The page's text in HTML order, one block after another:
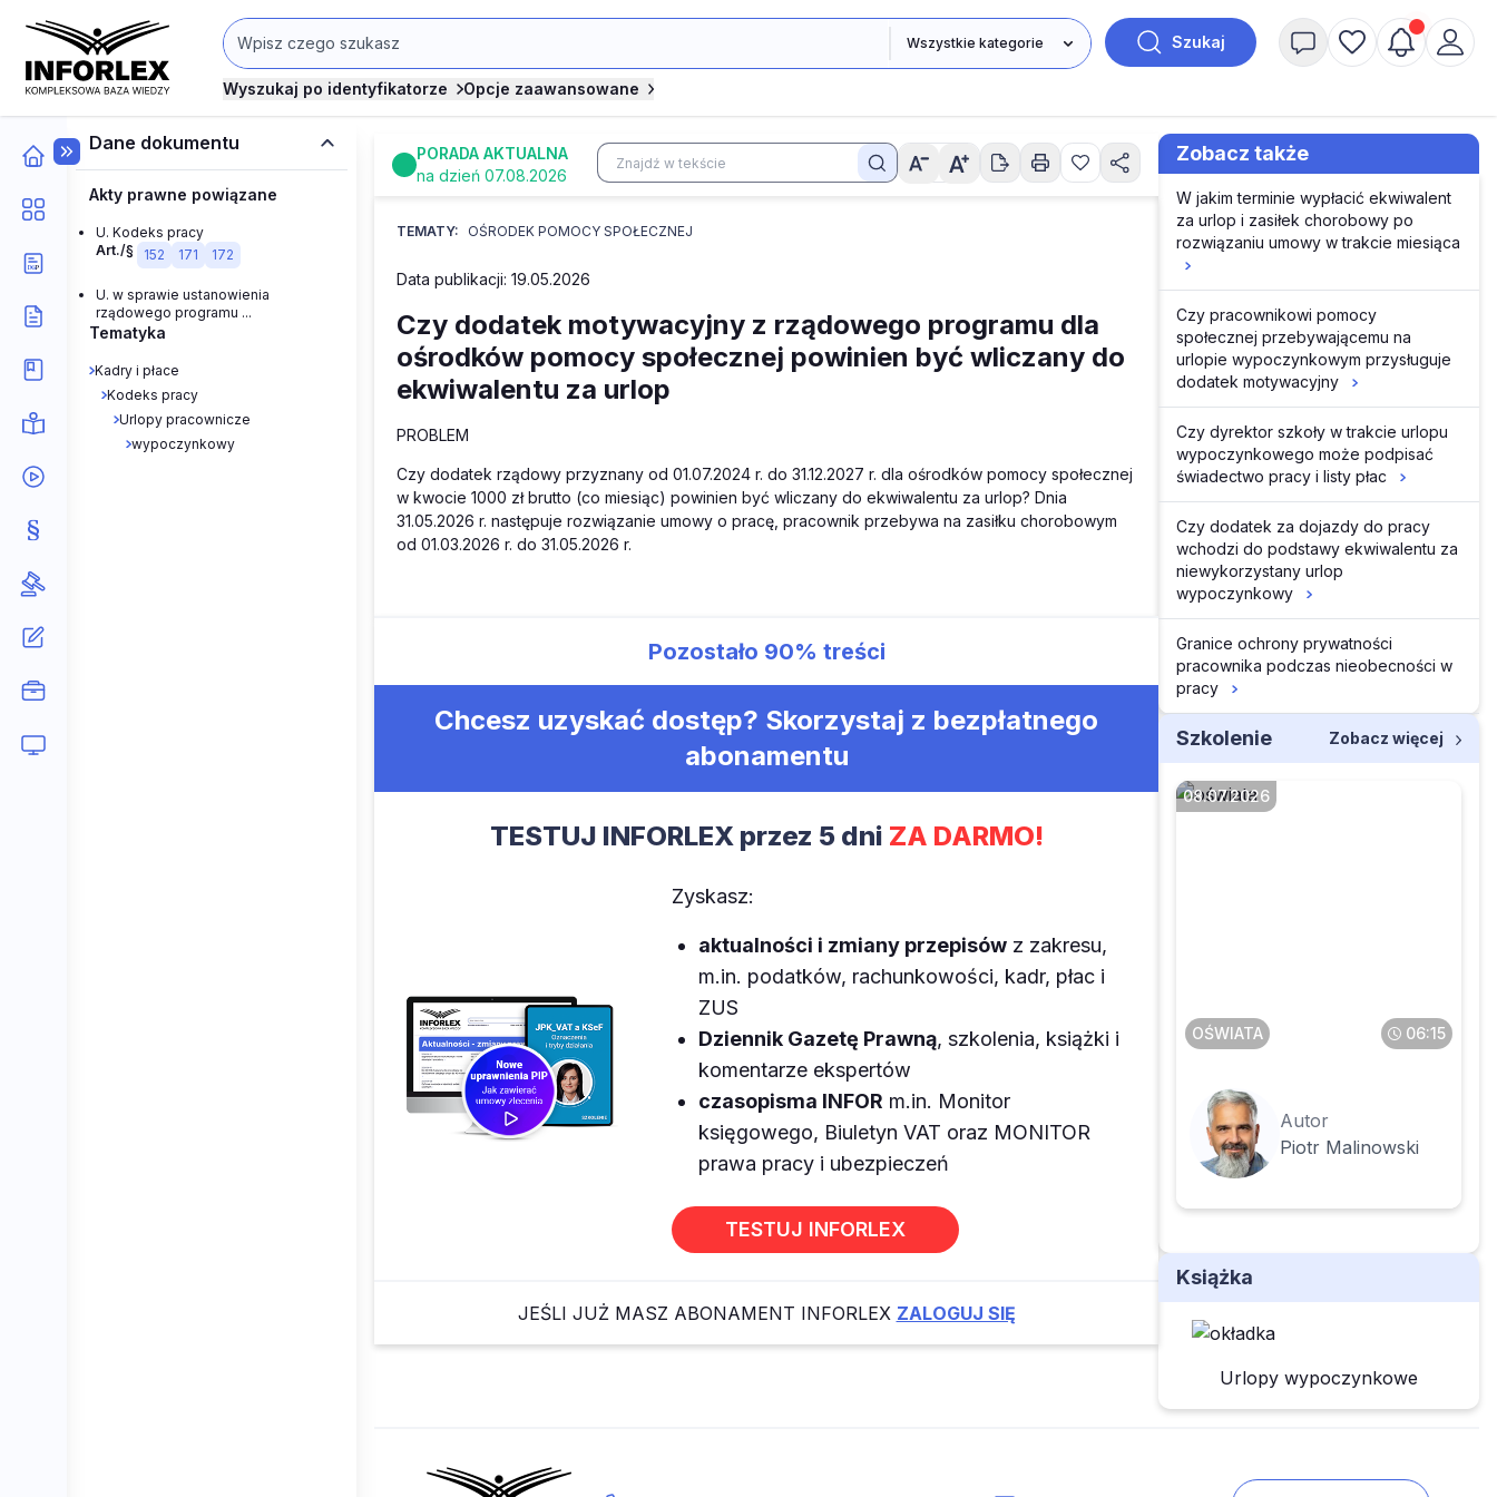
Szukaj
Wyszukaj po identyfikatorze Opcje zaawansowane
Dane dokumentu
Akty prawne powiązane
U. Kodeks pracy
Art./§
152 171 172
U. w sprawie ustanowienia
rządowego programu ...
Tematyka
Kadry i płace
Kodeks pracy
Urlopy pracownicze
wypoczynkowy
PORADA AKTUALNA
na dzień 07.08.2026
TEMATY: OŚRODEK POMOCY SPOŁECZNEJ
Data publikacji: 19.05.2026
Czy dodatek motywacyjny z rządowego programu dla
ośrodków pomocy społecznej powinien być wliczany do
ekwiwalentu za urlop
PROBLEM
Czy dodatek rządowy przyznany od 01.07.2024 r. do 31.12.2027 r. dla ośrodków pomocy społecznej
w kwocie 1000 zł brutto (co miesiąc) powinien być wliczany do ekwiwalentu za urlop? Dnia
31.05.2026 r. następuje rozwiązanie umowy o pracę, pracownik przebywa na zasiłku chorobowym
od 01.03.2026 r. do 31.05.2026 r.
Pozostało 90% treści
Chcesz uzyskać dostęp? Skorzystaj z bezpłatnego
abonamentu
TESTUJ INFORLEX przez 5 dni ZA DARMO!
Zyskasz:
aktualności i zmiany przepisówz zakresu,
m.in. podatków, rachunkowości, kadr, płac i
ZUS
Dziennik Gazetę Prawną, szkolenia, książki i
komentarze ekspertów
czasopisma INFOR m.in. Monitor
księgowego, Biuletyn VAT oraz MONITOR
prawa pracy i ubezpieczeń
TESTUJ INFORLEX
JEŚLI JUŻ MASZ ABONAMENT INFORLEX ZALOGUJ SIĘ
Zobacz także
W jakim terminie wypłacić ekwiwalent
za urlop i zasiłek chorobowy po
rozwiązaniu umowy w trakcie miesiąca
Czy pracownikowi pomocy
społecznej przebywającemu na
urlopie wypoczynkowym przysługuje
dodatek motywacyjny
Czy dyrektor szkoły w trakcie urlopu
wypoczynkowego może podpisać
świadectwo pracy i listy płac
Czy dodatek za dojazdy do pracy
wchodzi do podstawy ekwiwalentu za
niewykorzystany urlop
wypoczynkowy
Granice ochrony prywatności
pracownika podczas nieobecności w
pracy
Szkolenie Zobacz więcej
08.07.2026
OŚWIATA 06:15
Autor
Piotr Malinowski
Książka
Urlopy wypoczynkowe